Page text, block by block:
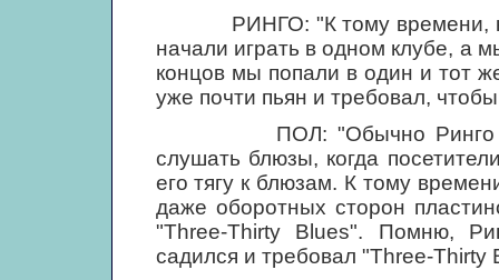
РИНГО: "К тому времени,
начали играть в одном клубе, а
концов мы попали в один и тот
уже почти пьян и требовал,
ПОЛ: "Обычно Ринго
слушать блюзы, когда
его тягу к блюзам. К тому
даже оборотных сторон
"Three-Thirty Blues". Помню,
садился и требовал "Three-Thirty